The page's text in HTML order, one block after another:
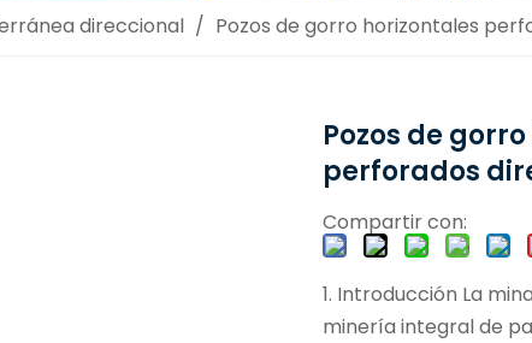
direccional / Pozos de gorro horizontales
Pozos de
perforados
Compartir con:
1. Introducción La
minería integral de